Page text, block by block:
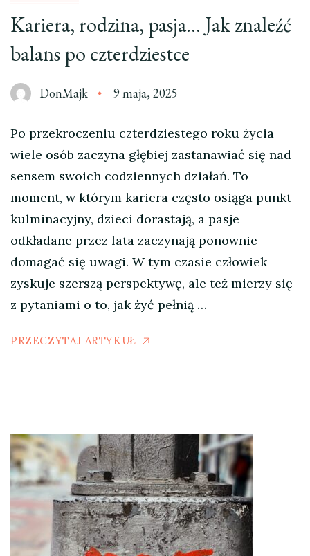
Kariera, rodzina, pasja… Jak znaleźć
balans po czterdziestce
DonMajk 9 maja, 2025
Po przekroczeniu czterdziestego roku życia
wiele osób zaczyna głębiej zastanawiać się nad
sensem swoich codziennych działań. To
moment, w którym kariera często osiąga punkt
kulminacyjny, dzieci dorastają, a pasje
odkładane przez lata zaczynają ponownie
domagać się uwagi. W tym czasie człowiek
zyskuje szerszą perspektywę, ale też mierzy się
z pytaniami o to, jak żyć pełnią …
PRZECZYTAJ ARTYKUŁ